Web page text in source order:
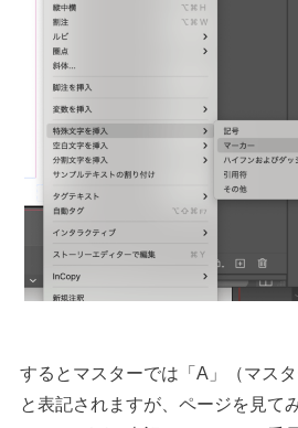
するとマスターでは「A」（マスタ
と表記されますが、ページを見て